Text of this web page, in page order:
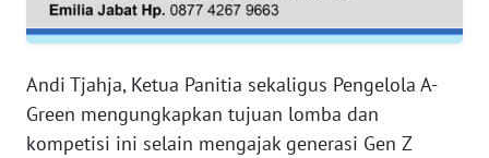
Andi Tjahja, Ketua Panitia sekaligus Pengelola A-
Green mengungkapkan tujuan lomba dan
kompetisi ini selain mengajak generasi Gen Z
RIAU
SERAMBI
WN